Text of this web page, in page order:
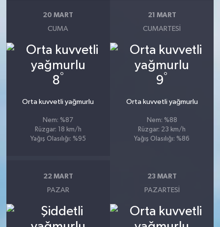
20 MART
CUMA
8°
Orta kuvvetli yağmurlu
Nem: %87
Rüzgar: 18 km/h
Yağış Olasılığı: %95
21 MART
CUMARTESI
9°
Orta kuvvetli yağmurlu
Nem: %88
Rüzgar: 23 km/h
Yağış Olasılığı: %86
22 MART
PAZAR
23 MART
PAZARTESI